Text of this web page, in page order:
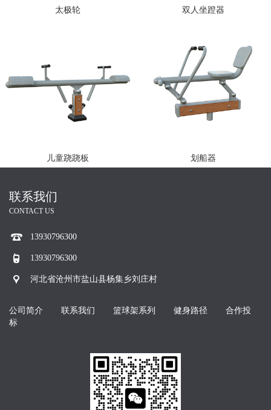
太极轮 双人坐蹬器
儿童跷跷板 划船器
联系我们
CONTACT US
13930796300
13930796300
河北省沧州市盐山县杨集乡刘庄村
公司简介 联系我们 篮球架系列 健身路径
合作投
标